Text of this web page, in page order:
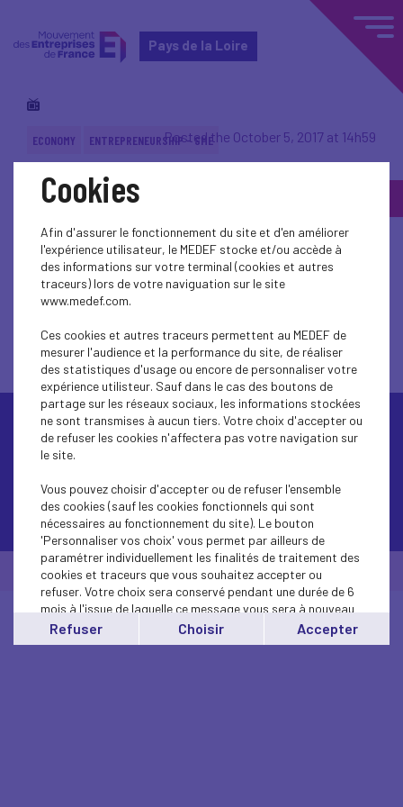
Pays de la Loire
ECONOMY ENTREPRENEURSHIP - SMEPosted the October 5, 2017 at 14h59
Back to topic
Contactez-nous
© Medef Pays de la Loire 2026 -Mentions légales
Cookies
Afin d'assurer le fonctionnement du site et d'en améliorer
l'expérience utilisateur, le MEDEF stocke et/ou accède à
des informations sur votre terminal (cookies et autres
traceurs) lors de votre naviguation sur le site
www.medef.com.
Ces cookies et autres traceurs permettent au MEDEF de
mesurer l'audience et la performance du site, de réaliser
des statistiques d'usage ou encore de personnaliser votre
expérience utilisteur. Sauf dans le cas des boutons de
partage sur les réseaux sociaux, les informations stockées
ne sont transmises à aucun tiers. Votre choix d'accepter ou
de refuser les cookies n'affectera pas votre navigation sur
le site.
Vous pouvez choisir d'accepter ou de refuser l'ensemble
des cookies (sauf les cookies fonctionnels qui sont
nécessaires au fonctionnement du site). Le bouton
'Personnaliser vos choix' vous permet par ailleurs de
paramétrer individuellement les finalités de traitement des
cookies et traceurs que vous souhaitez accepter ou
refuser. Votre choix sera conservé pendant une durée de 6
mois à l'issue de laquelle ce message vous sera à nouveau
affiché..
Vous pouvez modifier votre choix à tout moment en
Refuser Choisir Accepter